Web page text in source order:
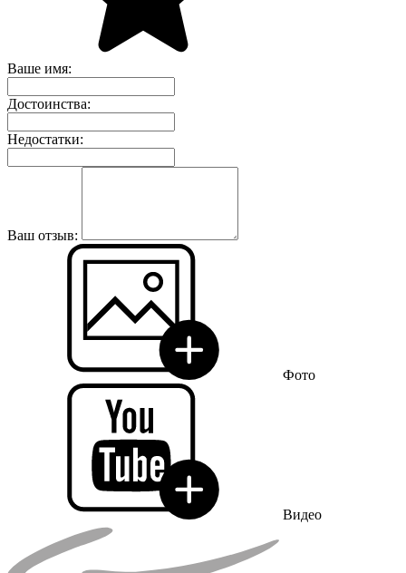
Ваше имя:
Достоинства:
Недостатки:
Ваш отзыв:
Фото
Видео